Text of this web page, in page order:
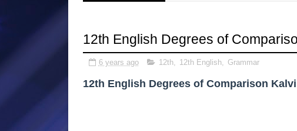
12th English Degrees of
6 years ago 12th, 12th English, Grammar
12th English Degrees of Comparison